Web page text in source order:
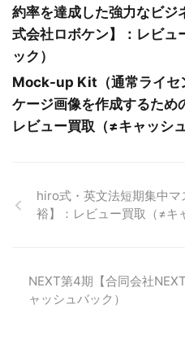
約率を達成した強力なビジ
式会社ロボケン】：レビュ
ック）
Mock-up Kit（通常ライセ
ケージ画像を作成するため
レビュー買取（≠キャッシ
hiro式・英文法短期集中
裕】：レビュー買取（≠キ
NEXT第4期【合同会社
ャッシュバック）